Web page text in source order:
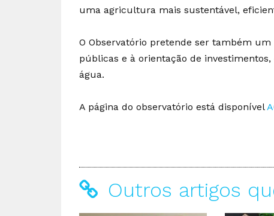
uma agricultura mais sustentável,
O Observatório pretende ser também
públicas e à orientação de
água.
A página do observatório está disponível
Outros artigos